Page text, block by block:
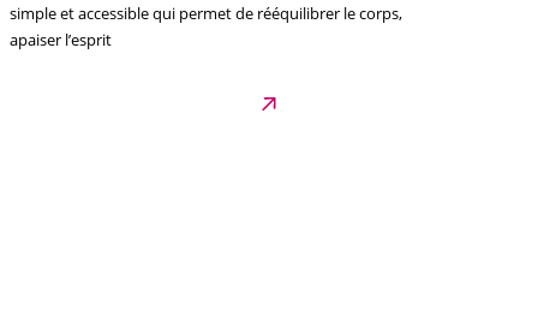
simple et accessible qui permet de rééquilibrer le corps,
apaiser l’esprit